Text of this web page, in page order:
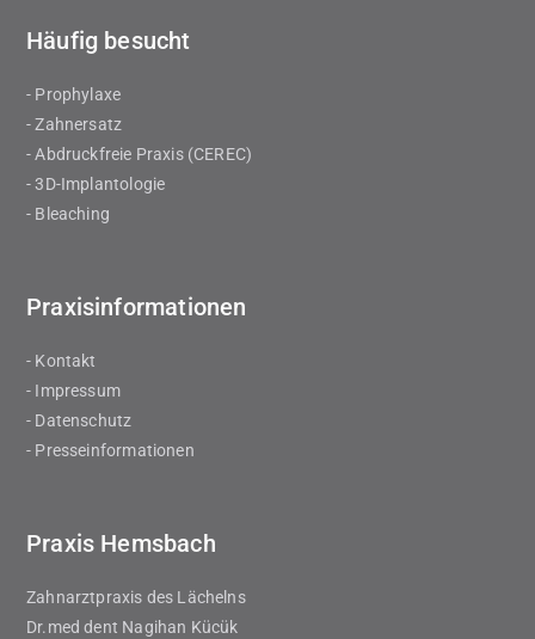
Häufig besucht
- Prophylaxe
- Zahnersatz
- Abdruckfreie Praxis (CEREC)
- 3D-Implantologie
- Bleaching
Praxisinformationen
- Kontakt
- Impressum
- Datenschutz
- Presseinformationen
Praxis Hemsbach
Zahnarztpraxis des Lächelns
Dr.med dent Nagihan Kücük